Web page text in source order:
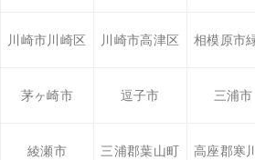
川崎市川崎区 川崎市高津区 相模原市
茅ヶ崎市 逗子市 三浦市
綾瀬市 三浦郡葉山町 高座郡寒